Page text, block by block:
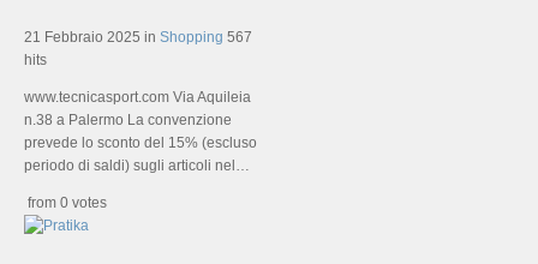
21 Febbraio 2025 in Shopping 567
hits
www.tecnicasport.com Via Aquileia
n.38 a Palermo La convenzione
prevede lo sconto del 15% (escluso
periodo di saldi) sugli articoli nel…
from 0 votes